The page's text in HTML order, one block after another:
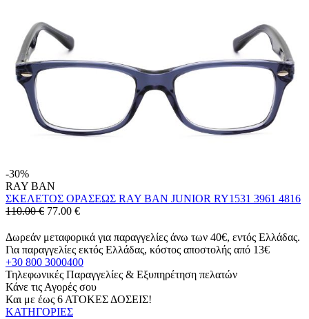
-30%
RAY BAN
ΣΚΕΛΕΤΟΣ ΟΡΑΣΕΩΣ RAY BAN JUNIOR RY1531 3961 4816
110.00 € 77.00 €
Δωρεάν μεταφορικά για παραγγελίες άνω των 40€, εντός Ελλάδας.
Για παραγγελίες εκτός Ελλάδας, κόστος αποστολής από 13€
+30 800 3000400
Τηλεφωνικές Παραγγελίες & Εξυπηρέτηση πελατών
Κάνε τις Αγορές σου
Και με έως 6 ΑΤΟΚΕΣ ΔΟΣΕΙΣ!
ΚΑΤΗΓΟΡΙΕΣ